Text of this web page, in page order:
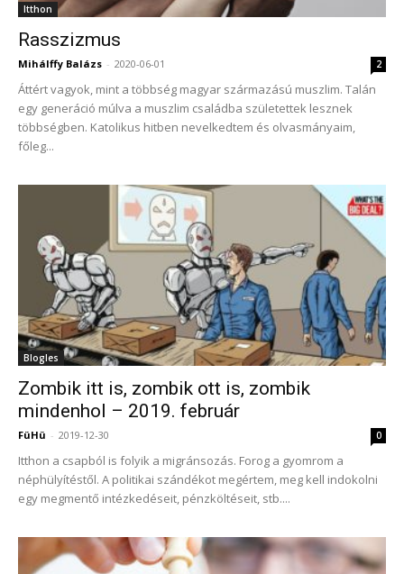
Itthon
Rasszizmus
Mihálffy Balázs - 2020-06-01 2
Áttért vagyok, mint a többség magyar származású muszlim. Talán
egy generáció múlva a muszlim családba születettek lesznek
többségben. Katolikus hitben nevelkedtem és olvasmányaim,
főleg...
Blogles
Zombik itt is, zombik ott is, zombik
mindenhol – 2019. február
FüHü - 2019-12-30 0
Itthon a csapból is folyik a migránsozás. Forog a gyomrom a
néphülyítéstől. A politikai szándékot megértem, meg kell indokolni
egy megmentő intézkedéseit, pénzköltéseit, stb....